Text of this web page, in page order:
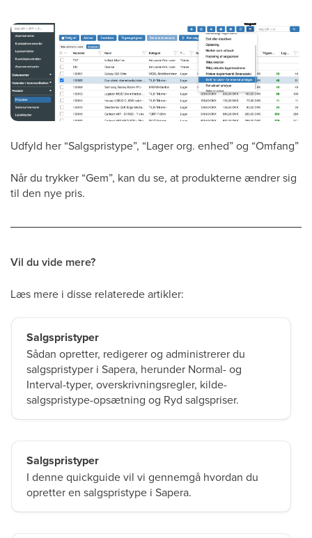
Udfyld her “Salgspristype”, “Lager org. enhed” og “Omfang”
Når du trykker “Gem”, kan du se, at produkterne ændrer sig
til den nye pris.
Vil du vide mere?
Læs mere i disse relaterede artikler:
Salgspristyper
Sådan opretter, redigerer og administrerer du
salgspristyper i Sapera, herunder Normal- og
Interval-typer, overskrivningsregler, kilde-
salgspristype-opsætning og Ryd salgspriser.
Salgspristyper
I denne quickguide vil vi gennemgå hvordan du
opretter en salgspristype i Sapera.